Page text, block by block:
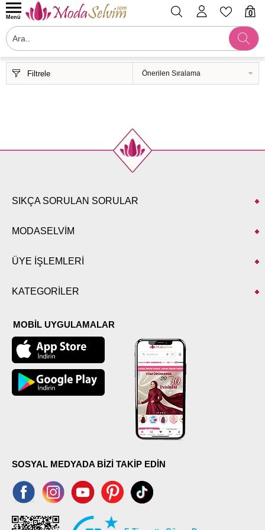
0
Menü
Filtrele
SIKÇA SORULAN SORULAR
MODASELVİM
ÜYE İŞLEMLERİ
KATEGORİLER
MOBİL UYGULAMALAR
SOSYAL MEDYADA BİZİ TAKİP EDİN